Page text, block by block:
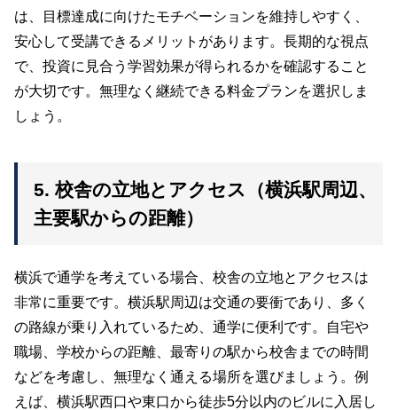
は、目標達成に向けたモチベーションを維持しやすく、
安心して受講できるメリットがあります。長期的な視点
で、投資に見合う学習効果が得られるかを確認すること
が大切です。無理なく継続できる料金プランを選択しま
しょう。
5. 校舎の立地とアクセス（横浜駅周辺、
主要駅からの距離）
横浜で通学を考えている場合、校舎の立地とアクセスは
非常に重要です。横浜駅周辺は交通の要衝であり、多く
の路線が乗り入れているため、通学に便利です。自宅や
職場、学校からの距離、最寄りの駅から校舎までの時間
などを考慮し、無理なく通える場所を選びましょう。例
えば、横浜駅西口や東口から徒歩5分以内のビルに入居し